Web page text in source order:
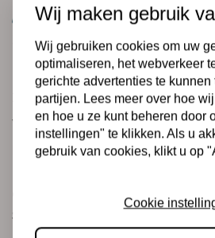
Klantenservice
Informatie
Verzending en retourneren
Betalingsmogelijkheden
Scrapbooking
Wij maken gebruik
Wij gebruiken cookies om uw
optimaliseren, het webverkeer
gerichte advertenties te
partijen. Lees meer over hoe
en hoe u ze kunt beheren door
instellingen" te klikken. Als u
gebruik van cookies, klikt u op
Cookie